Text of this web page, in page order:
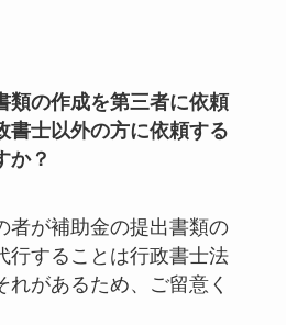
類の作成を第三者に依頼
書士以外の方に依頼する
か？
者が補助金の提出書類の
行することは行政書士法
れがあるため、ご留意く